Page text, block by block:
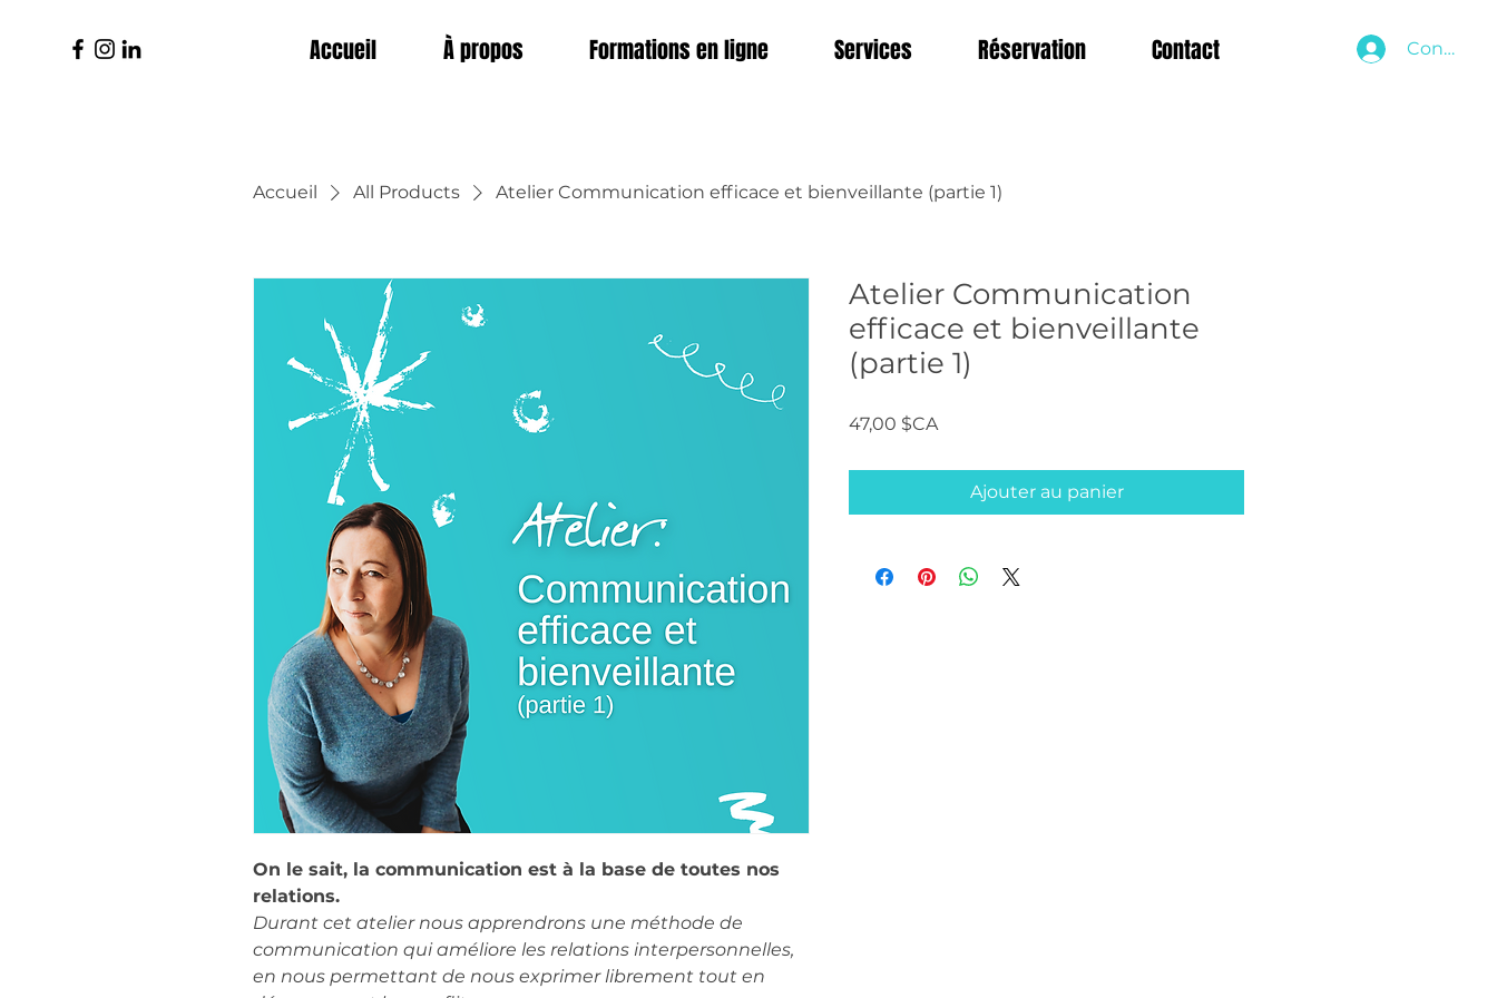
Accueil À propos Formations en ligne Services Réservation Contact
Accueil All Products Atelier Communication efficace et bienveillante (partie 1)
On le sait, la communication est à la base de toutes nos
relations.
Durant cet atelier nous apprendrons une méthode de
communication qui améliore les relations interpersonnelles,
en nous permettant de nous exprimer librement tout en
Atelier Communication
efficace et bienveillante
(partie 1)
47,00 $CAPrix
Ajouter au panier